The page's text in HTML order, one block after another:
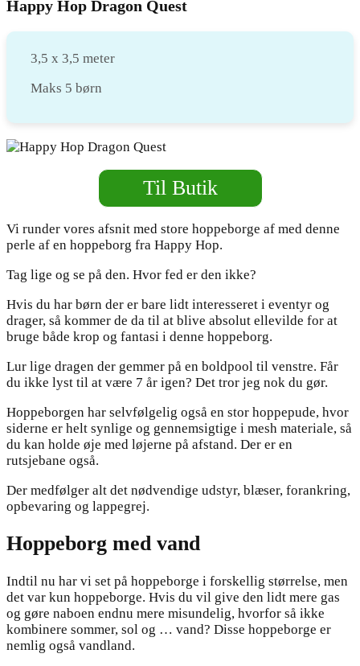
Happy Hop Dragon Quest
3,5 x 3,5 meter
Maks 5 børn
Til Butik
Vi runder vores afsnit med store hoppeborge af med denne
perle af en hoppeborg fra Happy Hop.
Tag lige og se på den. Hvor fed er den ikke?
Hvis du har børn der er bare lidt interesseret i eventyr og
drager, så kommer de da til at blive absolut ellevilde for at
bruge både krop og fantasi i denne hoppeborg.
Lur lige dragen der gemmer på en boldpool til venstre. Får
du ikke lyst til at være 7 år igen? Det tror jeg nok du gør.
Hoppeborgen har selvfølgelig også en stor hoppepude, hvor
siderne er helt synlige og gennemsigtige i mesh materiale, så
du kan holde øje med løjerne på afstand. Der er en
rutsjebane også.
Der medfølger alt det nødvendige udstyr, blæser, forankring,
opbevaring og lappegrej.
Hoppeborg med vand
Indtil nu har vi set på hoppeborge i forskellig størrelse, men
det var kun hoppeborge. Hvis du vil give den lidt mere gas
og gøre naboen endnu mere misundelig, hvorfor så ikke
kombinere sommer, sol og … vand? Disse hoppeborge er
nemlig også vandland.